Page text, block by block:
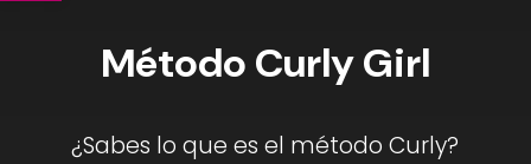
Método Curly Girl
¿Sabes lo que es el método Curly?